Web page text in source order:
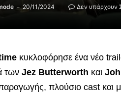
20/11/2024 Δεν υπάρχουν
κυκλοφόρησε ένα νέο
των Jez Butterworth και
πλούσιο cast και